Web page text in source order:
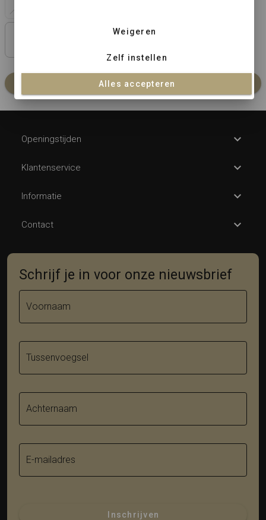
In winkelmandje
Openingstijden
Klantenservice
Informatie
Contact
Schrijf je in voor onze nieuwsbrief
Voornaam
Tussenvoegsel
Achternaam
E-mailadres
Inschrijven
Weigeren
Zelf instellen
Alles accepteren